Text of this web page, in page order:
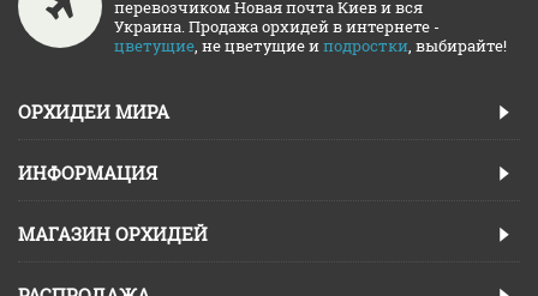
перевозчиком Новая почта Киев и вся
Украина. Продажа орхидей в интернете -
цветущие, не цветущие иподростки, выбирайте!
ОРХИДЕИ МИРА
ИНФОРМАЦИЯ
МАГАЗИН ОРХИДЕЙ